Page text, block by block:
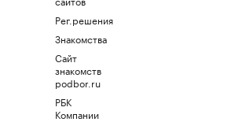
Рег.решения
Знакомства
Сайт
знакомств
podbor.ru
РБК
Компании